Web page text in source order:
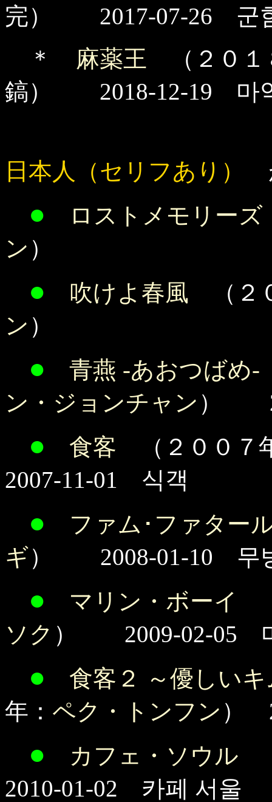
完） 2017-07-26 군
＊ 麻薬王 （２０１
鎬） 2018-12-19 마
日本人（セリフあり）
● ロストメモリーズ
ン ）
● 吹けよ春風 （２
ン ）
●
青燕 -あおつ
ン・ジョンチャン ）
● 食客 （２００７
2007-11-01 식객
●
ファム･ファター
ギ） 2008-01-10 무
● マリン・ボーイ
ソク ） 2009-02-05
●
食客２ ～優しい
年： ペク・トンフン ）
● カフェ・ソウル
2010-01-02 카페 서울